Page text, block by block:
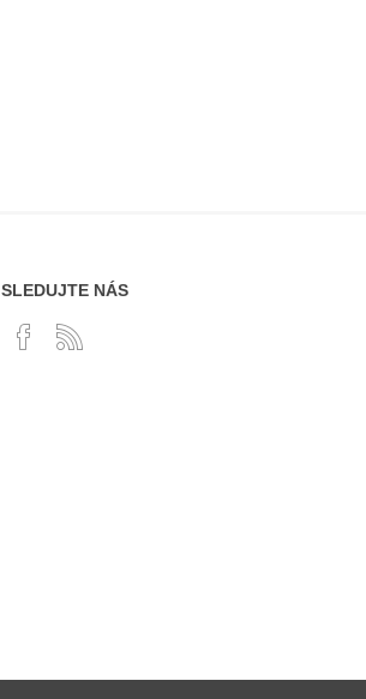
SLEDUJTE NÁS